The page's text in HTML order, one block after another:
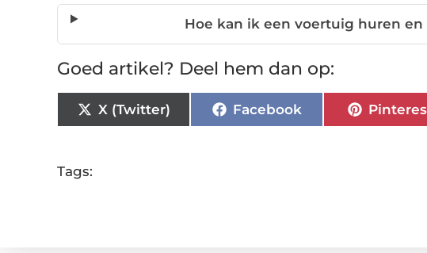
Hoe kan ik een voertuig huren en
Goed artikel? Deel hem dan op:
X (Twitter) Facebook
Tags: